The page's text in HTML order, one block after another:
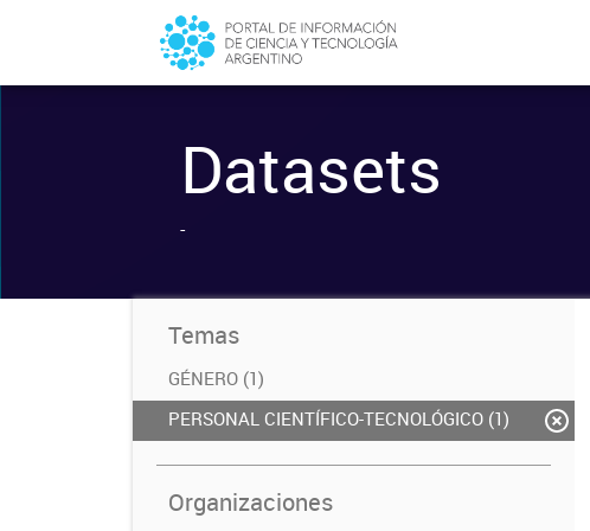
Datasets
-
Temas
GÉNERO (1)
PERSONAL CIENTÍFICO-TECNOLÓGICO (1)
Organizaciones